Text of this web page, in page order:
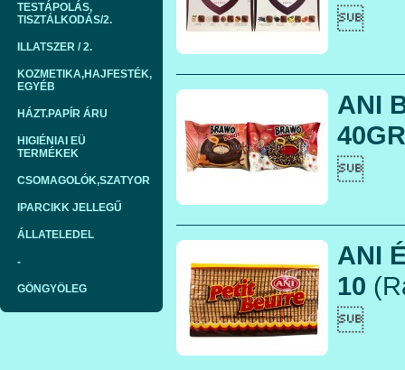
TESTÁPOLÁS,
TISZTÁLKODÁS/2.
ILLATSZER / 2.
KOZMETIKA,HAJFESTÉK,
EGYÉB
HÁZT.PAPÍR ÁRU
HIGIÉNIAI EÜ
TERMÉKEK
CSOMAGOLÓK,SZATYOR
IPARCIKK JELLEGŰ
ÁLLATELEDEL
-
GÖNGYÖLEG

ANI

ANI
10
